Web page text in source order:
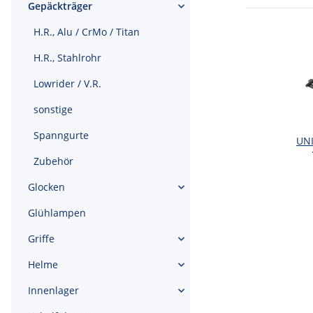
Gepäckträger
H.R., Alu / CrMo / Titan
H.R., Stahlrohr
Lowrider / V.R.
sonstige
Spanngurte
Zubehör
Glocken
Glühlampen
Griffe
Helme
Innenlager